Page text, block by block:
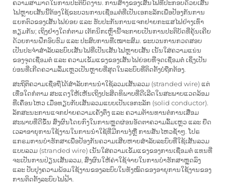
ຄວາມສາມາດໃນການປະຕິບັດງານ. ການສ້າງຂອງເສັ້ນໄຟທີ່ປະກອບດ້ວຍເສັ້ນ
ໄຟຫຼາຍເສັ້ນນີ້ຕ້ອງໃຊ້ຂະບວນການເຊື່ອມຕໍ່ທີ່ເປັນເອກະລັກເພື່ອປ້ອງກັນການ
ແຍກຕົວຂອງເສັ້ນໄຟຍ່ອຍ ແລະ ຮັບປະກັນການແຈກຢາຍກະແສໄຟຢ່າງເທົ່າ
ທຽມກັນ; ເຖິງຢ່າງໃດກໍຕາມ ເຕັກນິກເຫຼົ່ານີ້ຈະກາຍເປັນການປະຕິບັດທີ່ຄຸ້ນເຄີຍ
ດ້ວຍການຝຶກອົບຮົມ ແລະ ປະສົບການທີ່ເໝາະສົມ. ຂະບວນການກວດສອບ
ເປັນປະຈຳສຳລັບລະບົບເສັ້ນໄຟທີ່ເປັນເສັ້ນໄຟຫຼາຍເສັ້ນ ເນັ້ນໃສ່ຄວາມແນ່ນ
ຂອງຈຸດເຊື່ອມຕໍ່ ແລະ ຄວາມເຂັ້ມແຂງຂອງເສັ້ນໄຟຍ່ອຍທີ່ຈຸດເຊື່ອມຕໍ່ ເຊິ່ງເປັນ
ບ່ອນທີ່ເກີດຄວາມລົ້ມເຫຼວເປັນຫຼາຍທີ່ສຸດໃນລະບົບທີ່ຕິດຕັ້ງບໍ່ຖືກຕ້ອງ.
ສະຖິຕິຄວາມເຊື່ອຖືໄດ້ສຳລັບການນຳໃຊ້ລວມເສັ້ນລວມ (stranded wire) ແຕ່
ເທື່ອໃດກໍຕາມ ສະແດງໃຫ້ເຫັນເຖິງປະສິດທິພາບທີ່ດີເລີດໃນສະພາບແວດລ້ອມ
ທີ່ເຄື່ອນໄຫວ ເມື່ອທຽບກັບເສັ້ນລວມແບບເປັນເອກະລັກ (solid conductor).
ລັກສະນະການແຈກຢາຍຄວາມເຄັ່ງຕຶງ ແລະ ຄວາມຕ້ານທານຕໍ່ການເສື່ອມ
ສະພາບທີ່ດີຂຶ້ນ ສົ່ງຜົນໂດຍກົງໃນການຫຼຸດຜ່ອນອັດຕາຄວາມລົ້ມເຫຼວ ແລະ ຍືດ
ເວລາອາຍຸການໃຊ້ງານໃນການນຳໃຊ້ທີ່ມີການງໍ່ຫຼື ການສັ່ນໄຫວຊ້ຳໆ. ໂປຣ
ແກຣມການບໍາຮັກສາເພື່ອປ້ອງກັນຄວາມເສີຍຫາຍສຳລັບລະບົບທີ່ໃຊ້ເສັ້ນລວມ
ແບບລວມ (stranded wire) ເນັ້ນໃສ່ຄວາມເຂັ້ມແຂງຂອງການເຊື່ອມຕໍ່ ແທນທີ່
ຈະເປັນການປ່ຽນເສັ້ນລວມ, ສົ່ງຜົນໃຫ້ຄ່າໃຊ້ຈ່າຍໃນການບໍາຮັກສາຫຼຸດລົງ
ແລະ ປັບປຸງຄວາມພ້ອມໃຊ້ງານຂອງລະບົບໃນທັງໝົດຂອງອາຍຸການໃຊ້ງານຂອງ
ການຕິດຕັ້ງລະບົບໄຟຟ້າ.